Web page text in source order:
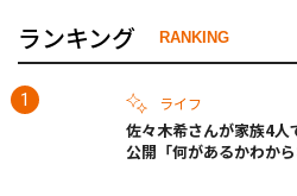
ランキング RANKING
ライフ
佐々木希さんが家族4
公開「何があるかわか